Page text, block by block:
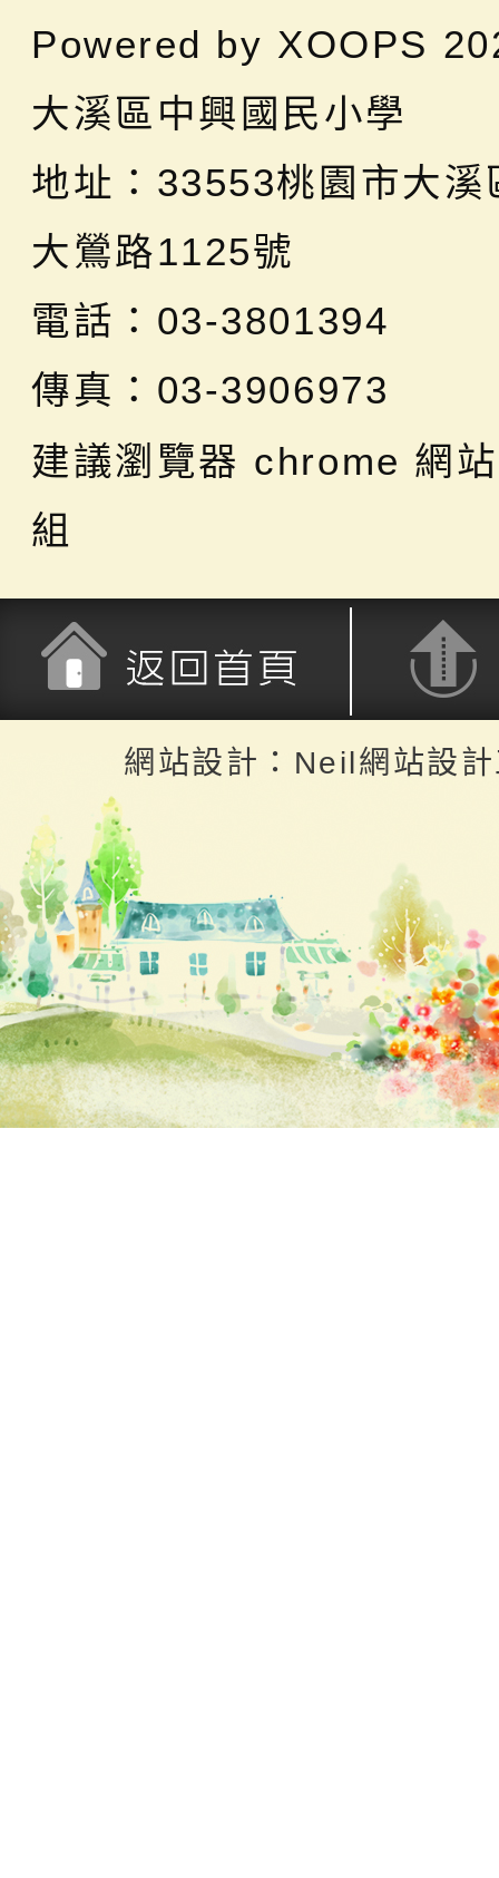
Powered by XOOPS
大溪區中興國民小學
地址： 33553桃園市大溪
大鶯路1125號
電話：03-3801394
傳真：03-3906973
建議瀏覽器 chrome 網
組
返回頂端
網站設計：Neil網站設